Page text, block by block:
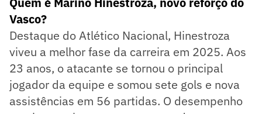
Vasco?
Destaque do Atlético Nacional, Hinestroza
viveu a melhor fase da carreira em 2025. Aos
23 anos, o atacante se tornou o principal
jogador da equipe e somou sete gols e nova
assistências em 56 partidas. O desempenho